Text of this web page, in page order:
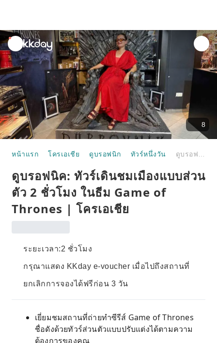
unread
notifications
8
หน้าแรก โครเอเชีย ดูบรอฟนิก ทัวร์หนึ่งวัน
ดูบรอฟนิค: ทัวร์เดินชมเมืองแบบส่วน
ตัว 2 ชั่วโมง ในธีม Game of
Thrones | โครเอเชีย
ระยะเวลา:2 ชั่วโมง
กรุณาแสดง KKday e-voucher เมื่อไปถึงสถานที่
ยกเลิกการจองได้ฟรีก่อน 3 วัน
เยี่ยมชมสถานที่ถ่ายทำซีรีส์ Game of Thrones
ชื่อดังด้วยทัวร์ส่วนตัวแบบปรับแต่งได้ตามความ
ต้องการของคุณ